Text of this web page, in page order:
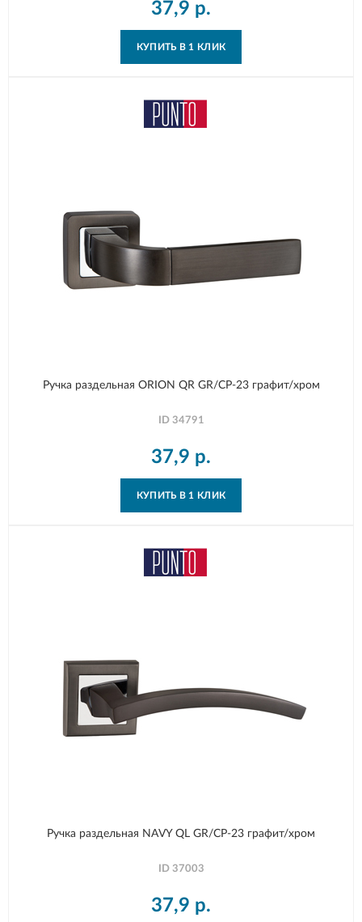
37,9 р.
КУПИТЬ В 1 КЛИК
Ручка раздельная ORION QR GR/CP-23 графит/хром
ID 34791
37,9 р.
КУПИТЬ В 1 КЛИК
Ручка раздельная NAVY QL GR/CP-23 графит/хром
ID 37003
37,9 р.